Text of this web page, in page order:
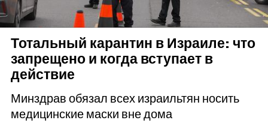
Тотальный карантин в Израиле: что
запрещено и когда вступает в
действие
Минздрав обязал всех израильтян носить
медицинские маски вне дома